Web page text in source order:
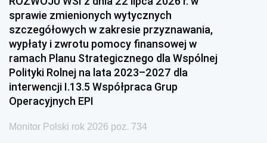
sprawie zmienionych wytycznych
szczegółowych w zakresie przyznawania,
wypłaty i zwrotu pomocy finansowej w
ramach Planu Strategicznego dla Wspólnej
Polityki Rolnej na lata 2023–2027 dla
interwencji I.13.5 Współpraca Grup
Operacyjnych EPI
Monitor Polski rok 2026 poz. 734